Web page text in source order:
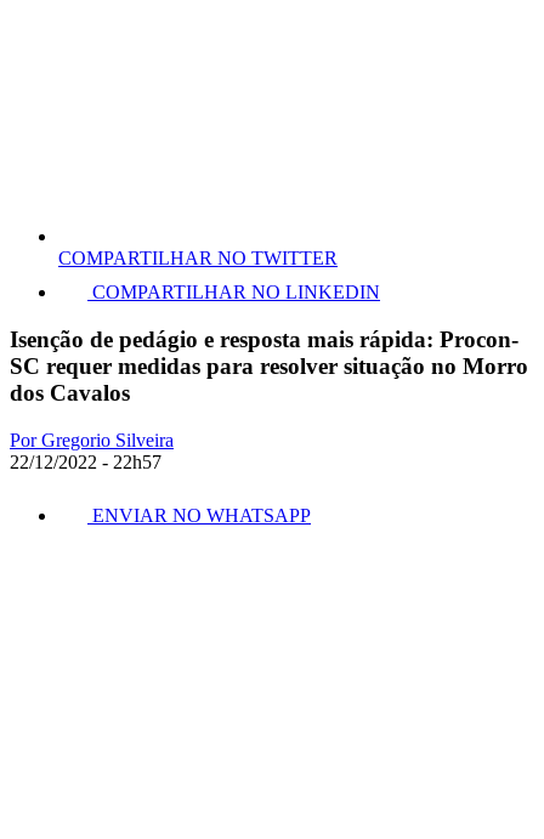
COMPARTILHAR NO TWITTER
COMPARTILHAR NO LINKEDIN
Isenção de pedágio e resposta mais rápida: Procon-
SC requer medidas para resolver situação no Morro
dos Cavalos
Por Gregorio Silveira
22/12/2022 - 22h57
ENVIAR NO WHATSAPP